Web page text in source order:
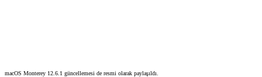
macOS Monterey 12.6.1 güncellemesi de resmi olarak paylaşıldı.